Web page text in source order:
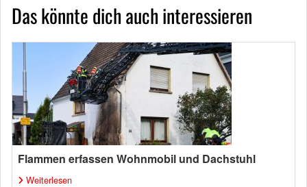
Das könnte dich auch interessieren
Flammen erfassen Wohnmobil und Dachstuhl
Weiterlesen